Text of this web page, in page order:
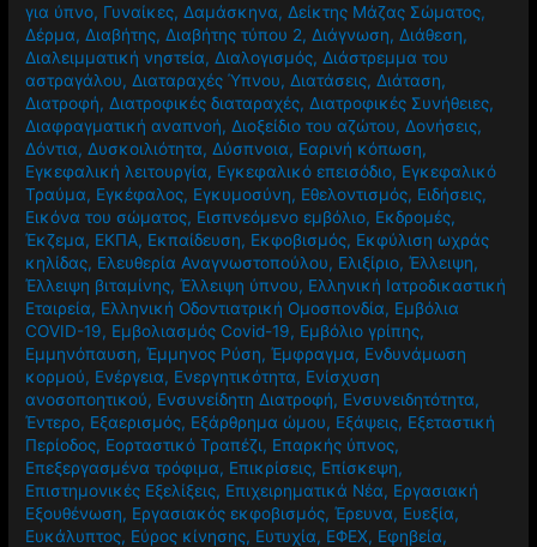
για ύπνο, Γυναίκες, Δαμάσκηνα, Δείκτης Μάζας Σώματος,
Δέρμα, Διαβήτης, Διαβήτης τύπου 2, Διάγνωση, Διάθεση,
Διαλειμματική νηστεία, Διαλογισμός, Διάστρεμμα του
αστραγάλου, Διαταραχές Ύπνου, Διατάσεις, Διάταση,
Διατροφή, Διατροφικές διαταραχές, Διατροφικές Συνήθειες,
Διαφραγματική αναπνοή, Διοξείδιο του αζώτου, Δονήσεις,
Δόντια, Δυσκοιλιότητα, Δύσπνοια, Εαρινή κόπωση,
Εγκεφαλική λειτουργία, Εγκεφαλικό επεισόδιο, Εγκεφαλικό
Τραύμα, Εγκέφαλος, Εγκυμοσύνη, Εθελοντισμός, Ειδήσεις,
Εικόνα του σώματος, Εισπνεόμενο εμβόλιο, Εκδρομές,
Έκζεμα, ΕΚΠΑ, Εκπαίδευση, Εκφοβισμός, Εκφύλιση ωχράς
κηλίδας, Ελευθερία Αναγνωστοπούλου, Ελιξίριο,Έλλειψη,
Έλλειψη βιταμίνης,Έλλειψη ύπνου, Ελληνική Ιατροδικαστική
Εταιρεία, Ελληνική Οδοντιατρική Ομοσπονδία, Εμβόλια
COVID-19, Εμβολιασμός Covid-19, Εμβόλιο γρίπης,
Εμμηνόπαυση,Έμμηνος Ρύση,Έμφραγμα, Ενδυνάμωση
κορμού, Ενέργεια, Ενεργητικότητα, Ενίσχυση
ανοσοποητικού, Ενσυνείδητη Διατροφή, Ενσυνειδητότητα,
Έντερο, Εξαερισμός, Εξάρθρημα ώμου, Εξάψεις, Εξεταστική
Περίοδος, Εορταστικό Τραπέζι, Επαρκής ύπνος,
Επεξεργασμένα τρόφιμα, Επικρίσεις, Επίσκεψη,
Επιστημονικές Εξελίξεις, Επιχειρηματικά Νέα, Εργασιακή
Εξουθένωση, Εργασιακός εκφοβισμός,Έρευνα, Ευεξία,
Ευκάλυπτος, Εύρος κίνησης, Ευτυχία, ΕΦΕΧ, Εφηβεία,